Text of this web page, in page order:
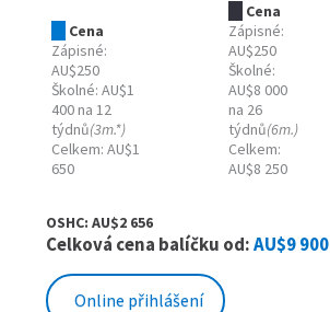
Cena
Zápisné:
AU$250
Školné: AU$1
400 na 12
týdnů(3m.*)
Celkem: AU$1
650
Cena
Zápisné:
AU$250
Školné:
AU$8 000
na 26
týdnů(6m.)
Celkem:
AU$8 250
OSHC: AU$2 656
Celková cena balíčku od:AU$9 900
Online přihlášení